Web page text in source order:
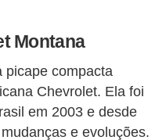
Montana
picape compacta
Chevrolet. Ela foi
em 2003 e desde
e evoluções.